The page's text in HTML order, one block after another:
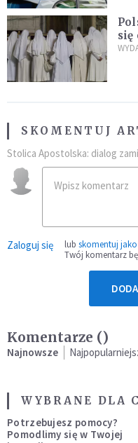
się
SKOMENTUJ
Stolica Apostolska: dialog
Zaloguj się lub skomentuj
Twój komentarz
Komentarze ()
Najnowsze
WYBRANE DLA
Potrzebujesz pomocy?
Pomodlimy się w Twojej